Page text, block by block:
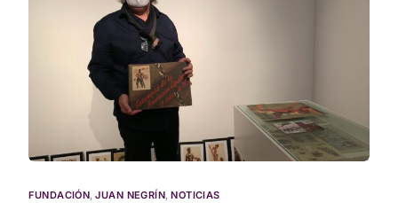
FUNDACIÓN,JUAN NEGRÍN,NOTICIAS